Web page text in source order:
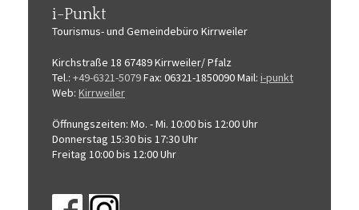
i-Punkt
Tourismus-und Gemeindebüro Kirrweiler
Kirchstraße 18 67489 Kirrweiler/ Pfalz
Tel.: +49-6321-5079Fax: 06321-1850090Mail: i-punkt
Web: Kirrweiler
Öffnungszeiten: Mo. - Mi. 10:00 bis 12:00 Uhr
Donnerstag 15:30 bis 17:30 Uhr
Freitag 10:00 bis 12:00 Uhr